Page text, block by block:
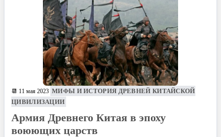
📆 11 мая 2023 МИФЫ И ИСТОРИЯ ДРЕВНЕЙ КИТАЙСКОЙ
ЦИВИЛИЗАЦИИ
Армия Древнего Китая в эпоху
воюющих царств